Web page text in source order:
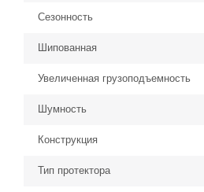
Сезонность
Шипованная
Увеличенная грузоподъемность
Шумность
Конструкция
Тип протектора